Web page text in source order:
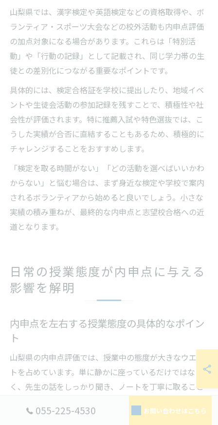
山梨県では、漢字検定や英語検定などの資格取得や、ボ
ランティア・スポーツ大会などの校外活動も内申点評価
の加点対象になる場合があります。これらは「特別活
動」や「行動の記録」として記載され、同じ学力帯の生
徒との差別化につながる重要なポイントです。
具体的には、検定合格証を学校に提出したり、地域イベ
ントや生徒会活動の参加記録を残すことで、積極性や社
会性が評価されます。特に推薦入試や特色選抜では、こ
うした実績が合否に直結することもあるため、積極的に
チャレンジすることをおすすめします。
「検定を取る時間がない」「どの活動を選べばいいかわ
からない」と悩む場合は、まず身近な検定や学校で案内
されるボランティアから始めると良いでしょう。小さな
実績の積み重ねが、最終的な内申点と志望校合格への近
道となります。
日常の授業態度が内申点に与える
影響を解明
内申点を左右する授業態度の具体的なポイン
ト
山梨県の内申点評価では、授業中の態度が大きなウエイ
トを占めています。単に静かに座っているだけではな
く、先生の話をしっかり聞き、ノートを丁寧に取ること
価につながります。評価基準としては、授業への集中力
055-225-4530 お問い合わせはこちら